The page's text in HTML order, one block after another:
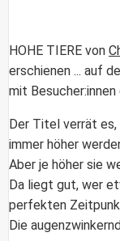
HOHE TIERE von
erschienen ... auf
mit
Der Titel verrät es,
immer höher
Aber je höher sie
Da liegt gut, wer
perfekten
Die